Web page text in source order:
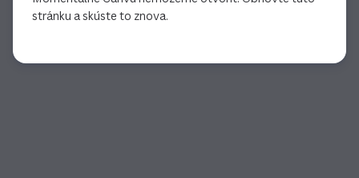
stránku a skúste to znova.